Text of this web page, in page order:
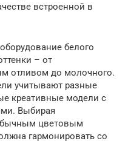
встроенной в
белого
– от
отливом до молочного.
учитывают разные
креативные модели с
Выбирая
цветовым
гармонировать со